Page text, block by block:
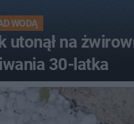
WODĄ
utonął na
30-latka